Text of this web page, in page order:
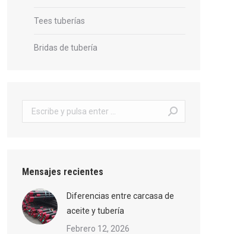
Tees tuberías
Bridas de tubería
Buscar:
Mensajes recientes
Diferencias entre carcasa de
aceite y tubería
Febrero 12, 2026